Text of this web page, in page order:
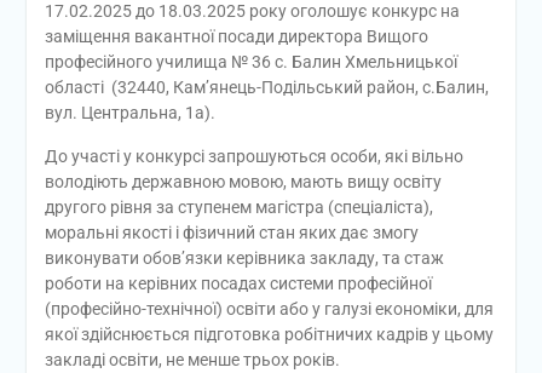
17.02.2025 до 18.03.2025 року оголошує конкурс на
заміщення вакантної посади директора Вищого
професійного училища № 36 с. Балин Хмельницької
області (32440, Кам’янець-Подільський район, с.Балин,
вул. Центральна, 1а).
До участі у конкурсі запрошуються особи, які вільно
володіють державною мовою, мають вищу освіту
другого рівня за ступенем магістра (спеціаліста),
моральні якості і фізичний стан яких дає змогу
виконувати обов’язки керівника закладу, та стаж
роботи на керівних посадах системи професійної
(професійно-технічної) освіти або у галузі економіки, для
якої здійснюється підготовка робітничих кадрів у цьому
закладі освіти, не менше трьох років.